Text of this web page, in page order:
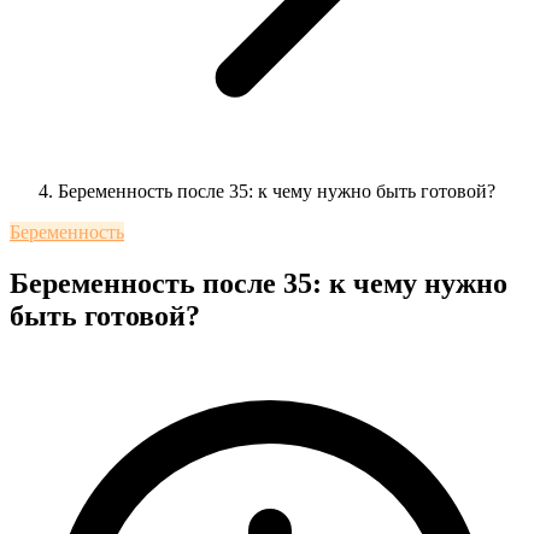
Беременность после 35: к чему нужно быть готовой?
Беременность
Беременность после 35: к чему нужно
быть готовой?